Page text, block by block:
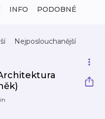
INFO PODOBNÉ
Nejposlouchanější